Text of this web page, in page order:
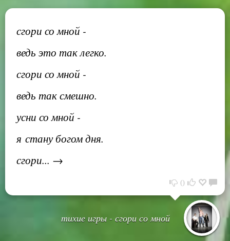
сгори со мной -
ведь это так легко.
сгори со мной -
ведь так смешно.
усни со мной -
я стану богом дня.
сгори... →
0
тихие игры - сгори со мной